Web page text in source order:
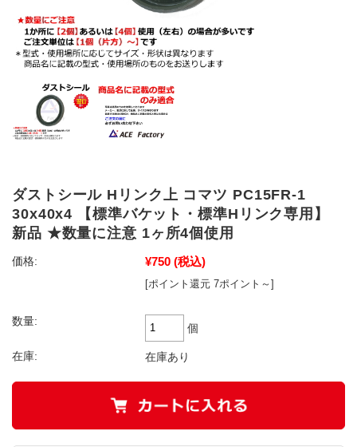
ダストシール Hリンク上 コマツ PC15FR-1
30x40x4 【標準バケット・標準Hリンク専用】
新品 ★数量に注意 1ヶ所4個使用
価格: ¥750 (税込)
[ポイント還元 7ポイント～]
数量:
個
在庫: 在庫あり